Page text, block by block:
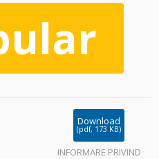
Download
(pdf, 173 KB)
INFORMARE PRIVIND